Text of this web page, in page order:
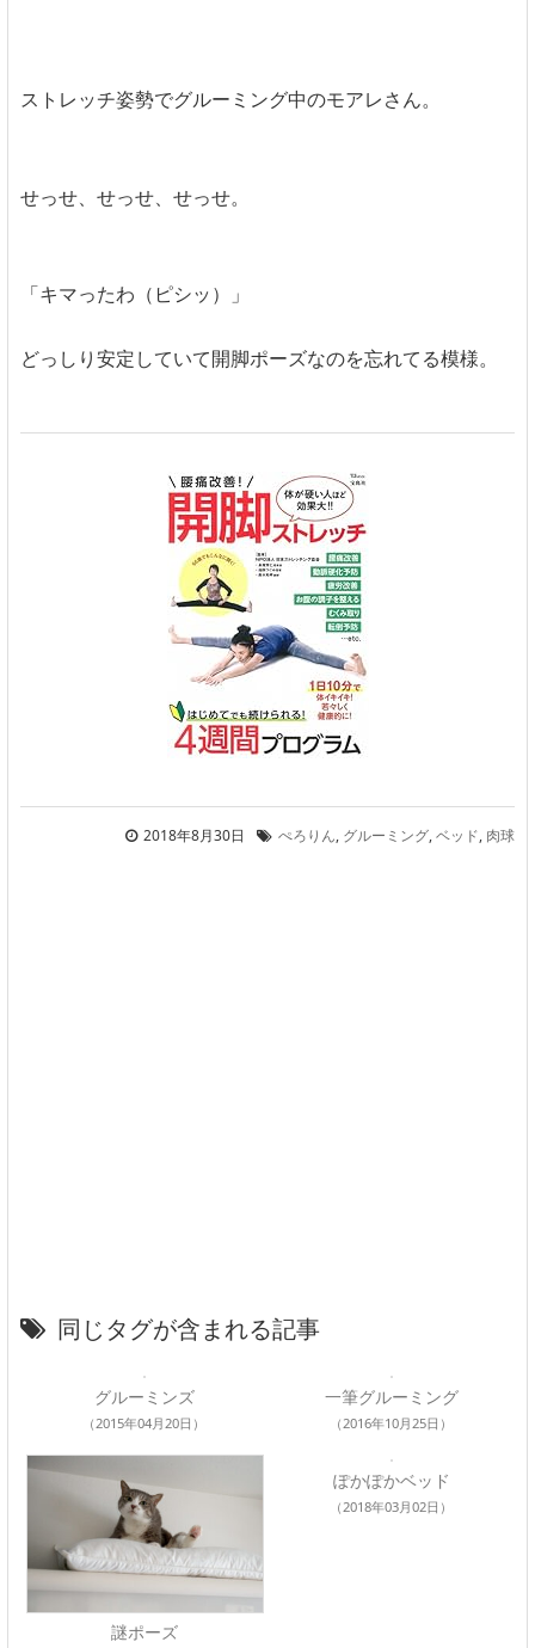
ストレッチ姿勢でグルーミング中のモアレさん。
せっせ、せっせ、せっせ。
「キマったわ（ピシッ）」
どっしり安定していて開脚ポーズなのを忘れてる模様。
2018年8月30日 ぺろりん, グルーミング,ベッド, 肉球
同じタグが含まれる記事
グルーミンズ
（2015年04月20日）
一筆グルーミング
（2016年10月25日）
謎ポーズ
ぽかぽかベッド
（2018年03月02日）